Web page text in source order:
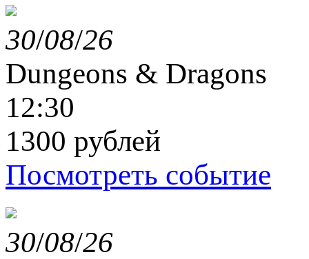
30/08/26
Dungeons & Dragons
12:30
1300 рублей
Посмотреть событие
30/08/26